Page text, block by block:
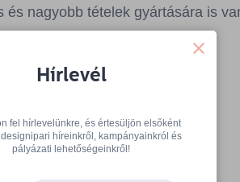
nagyobb tételek gyártására is
Hírlevél
fel hírlevelünkre, és értesüljön elsőként
híreinkről, kampányainkról és
pályázati lehetőségeinkről!